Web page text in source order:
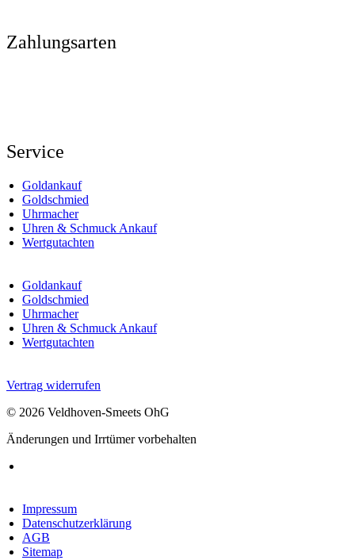
Zahlungsarten
Service
Goldankauf
Goldschmied
Uhrmacher
Uhren & Schmuck Ankauf
Wertgutachten
Goldankauf
Goldschmied
Uhrmacher
Uhren & Schmuck Ankauf
Wertgutachten
Vertrag widerrufen
© 2026 Veldhoven-Smeets OhG
Änderungen und Irrtümer vorbehalten
Impressum
Datenschutzerklärung
AGB
Sitemap